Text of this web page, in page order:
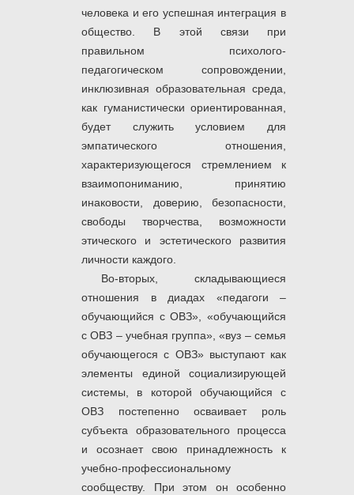
человека и его успешная интеграция в
общество. В этой связи при
правильном психолого-
педагогическом сопровождении,
инклюзивная образовательная среда,
как гуманистически ориентированная,
будет служить условием для
эмпатического отношения,
характеризующегося стремлением к
взаимопониманию, принятию
инаковости, доверию, безопасности,
свободы творчества, возможности
этического и эстетического развития
личности каждого.
Во-вторых, складывающиеся
отношения в диадах «педагоги –
обучающийся с ОВЗ», «обучающийся
с ОВЗ – учебная группа», «вуз – семья
обучающегося с ОВЗ» выступают как
элементы единой социализирующей
системы, в которой обучающийся с
ОВЗ постепенно осваивает роль
субъекта образовательного процесса
и осознает свою принадлежность к
учебно-профессиональному
сообществу. При этом он особенно